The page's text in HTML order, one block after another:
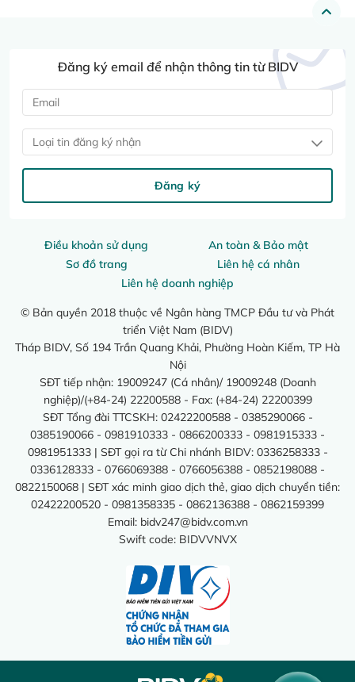
Điều khoản sử dụng
An toàn & Bảo mật
Sơ đồ trang
Liên hệ cá nhân
Liên hệ doanh nghiệp
© Bản quyền 2018 thuộc về Ngân hàng TMCP Đầu tư và Phát
triển Việt Nam (BIDV)
Tháp BIDV, Số 194 Trần Quang Khải, Phường Hoàn Kiếm, TP Hà
Nội
SĐT tiếp nhận: 19009247 (Cá nhân)/ 19009248 (Doanh
nghiệp)/(+84-24) 22200588 - Fax: (+84-24) 22200399
SĐT Tổng đài TTCSKH: 02422200588 - 0385290066 -
0385190066 - 0981910333 - 0866200333 - 0981915333 -
0981951333 | SĐT gọi ra từ Chi nhánh BIDV: 0336258333 -
0336128333 - 0766069388 - 0766056388 - 0852198088 -
0822150068 | SĐT xác minh giao dịch thẻ, giao dịch chuyển tiền:
02422200520 - 0981358335 - 0862136388 - 0862159399
Email: bidv247@bidv.com.vn
Swift code: BIDVVNVX
Đăng ký email để nhận thông tin từ BIDV
Loại tin đăng ký nhận
Đăng ký